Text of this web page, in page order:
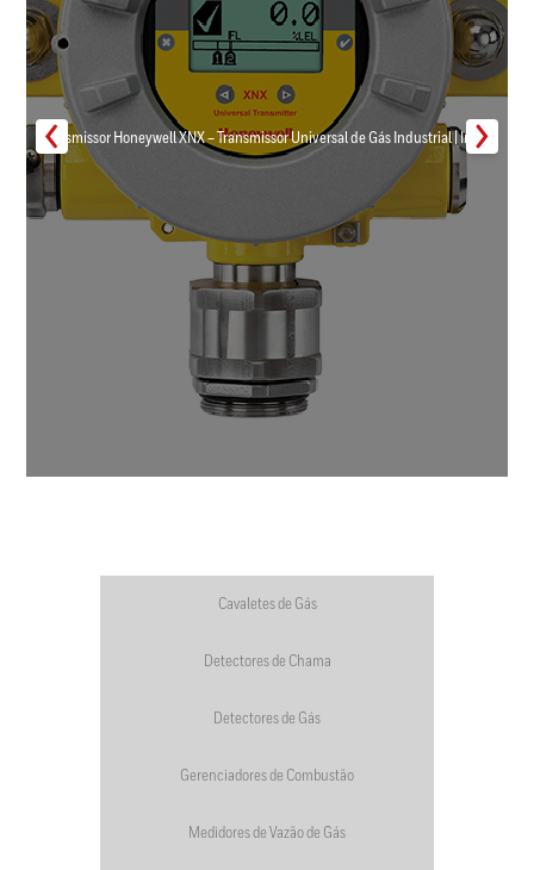
Transmissor Honeywell XNX – Transmissor Universal de Gás Industrial | Inmar
Cavaletes de Gás
Detectores de Chama
Detectores de Gás
Gerenciadores de Combustão
Medidores de Vazão de Gás